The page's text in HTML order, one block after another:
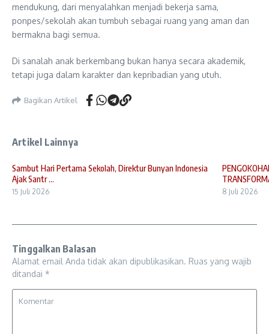
mendukung, dari menyalahkan menjadi bekerja sama,
ponpes/sekolah akan tumbuh sebagai ruang yang aman dan
bermakna bagi semua.
Di sanalah anak berkembang bukan hanya secara akademik,
tetapi juga dalam karakter dan kepribadian yang utuh.
Bagikan Artikel
Artikel Lainnya
Sambut Hari Pertama Sekolah, Direktur Bunyan Indonesia
Ajak Santr ...
15 Juli 2026 8 Juli 2026
Tinggalkan Balasan
Alamat email Anda tidak akan dipublikasikan. Ruas yang wajib
ditandai *